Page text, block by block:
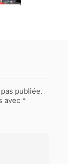
publiée.
avec *